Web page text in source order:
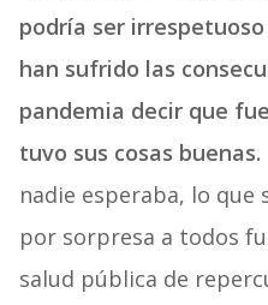
podría ser
han sufrido las
pandemia decir que
tuvo sus cosas buenas.
nadie esperaba, lo
por sorpresa a todos
salud pública de